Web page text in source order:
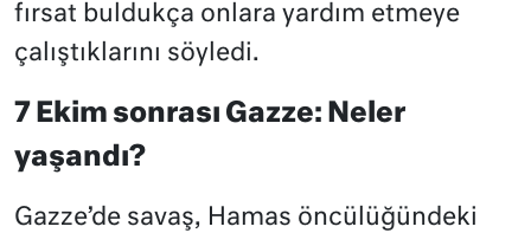
fırsat buldukça onlara yardım etmeye
çalıştıklarını söyledi.
7 Ekim sonrası Gazze: Neler
yaşandı?
Gazze’de savaş, Hamas öncülüğündeki